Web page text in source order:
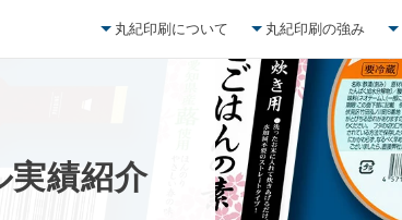
丸紀印刷について 丸紀印刷の強み
実績紹介